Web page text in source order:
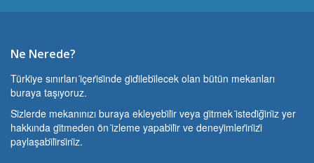
Ne Nerede?
Türki̇ye sınırları i̇çeri̇si̇nde gi̇di̇lebi̇lecek olan bütün mekanları
buraya taşıyoruz.
Si̇zlerde mekanınızı buraya ekleyebi̇li̇r veya gi̇tmek i̇stedi̇ği̇ni̇z yer
hakkında gi̇tmeden ön i̇zleme yapabi̇li̇r ve deneyi̇mleri̇ni̇zi̇
paylaşabi̇li̇rsi̇ni̇z.